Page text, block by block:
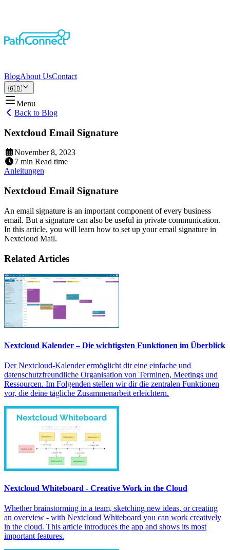
BlogAbout UsContact
🇬🇧
Menu
Back to Blog
Nextcloud Email Signature
November 8, 2023
7 min Read time
Anleitungen
Nextcloud Email Signature
An email signature is an important component of every business
email. But a signature can also be useful in private communication.
In this article, you will learn how to set up your email signature in
Nextcloud Mail.
Related Articles
Nextcloud Kalender – Die wichtigsten Funktionen im Überblick
Der Nextcloud-Kalender ermöglicht dir eine einfache und
datenschutzfreundliche Organisation von Terminen, Meetings und
Ressourcen. Im Folgenden stellen wir dir die zentralen Funktionen
vor, die deine tägliche Zusammenarbeit erleichtern.
Nextcloud Whiteboard - Creative Work in the Cloud
Whether brainstorming in a team, sketching new ideas, or creating
an overview - with Nextcloud Whiteboard you can work creatively
in the cloud. This article introduces the app and shows its most
important features.